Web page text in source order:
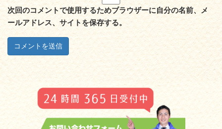
次回のコメントで使用するためブラウザーに自分の名前、メ
ールアドレス、サイトを保存する。